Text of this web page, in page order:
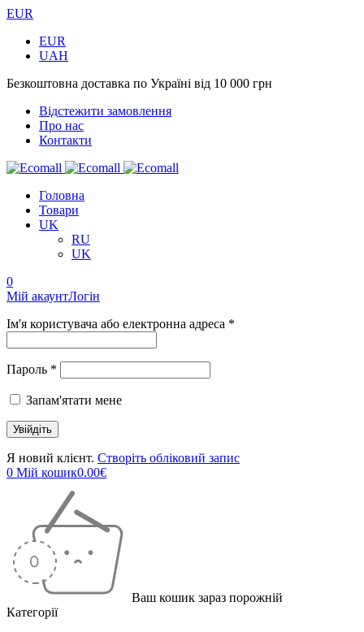
EUR
EUR
UAH
Безкоштовна доставка по Україні від 10 000 грн
Відстежити замовлення
Про нас
Контакти
Головна
Товари
UK
RU
UK
0
Мій акаунтЛогін
Ім'я користувача або електронна адреса *
Пароль *
Запам'ятати мене
Я новий клієнт. Створіть обліковий запис
0 Мій кошик0.00€
Ваш кошик зараз порожній
Категорії